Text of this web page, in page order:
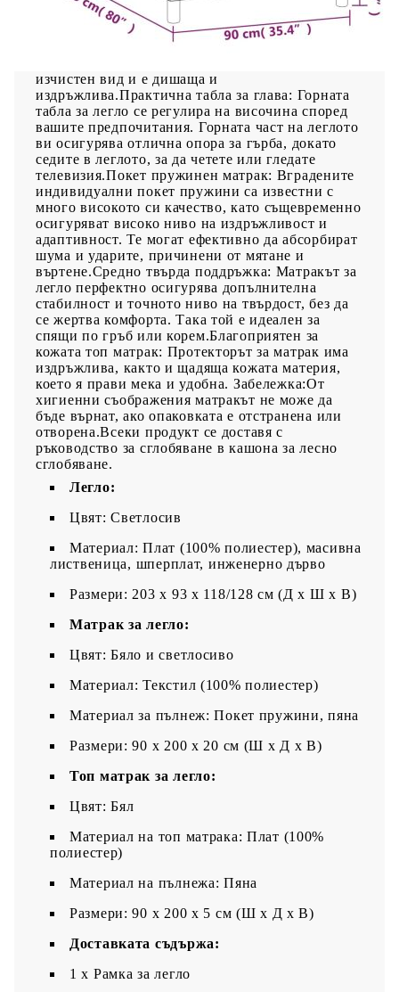
Използвайте това боксспринг легло, за да се
насладите на спокоен сън! Предлага ви
максимален релакс и приятен сън. Издържлива
изчистен вид и е дишаща и
издръжлива.Практична табла за глава: Горната
табла за легло се регулира на височина според
вашите предпочитания. Горната част на леглото
ви осигурява отлична опора за гърба, докато
седите в леглото, за да четете или гледате
телевизия.Покет пружинен матрак: Вградените
индивидуални покет пружини са известни с
много високото си качество, като същевременно
осигуряват високо ниво на издръжливост и
адаптивност. Те могат ефективно да абсорбират
шума и ударите, причинени от мятане и
въртене.Средно твърда поддръжка: Матракът за
легло перфектно осигурява допълнителна
стабилност и точното ниво на твърдост, без да
се жертва комфорта. Така той е идеален за
спящи по гръб или корем.Благоприятен за
кожата топ матрак: Протекторът за матрак има
издръжлива, както и щадяща кожата материя,
което я прави мека и удобна. Забележка:От
хигиенни съображения матракът не може да
бъде върнат, ако опаковката е отстранена или
отворена.Всеки продукт се доставя с
ръководство за сглобяване в кашона за лесно
сглобяване.
Легло:
Цвят: Светлосив
Материал: Плат (100% полиестер), масивна
лиственица, шперплат, инженерно дърво
Размери: 203 x 93 x 118/128 см (Д x Ш x В)
Матрак за легло:
Цвят: Бяло и светлосиво
Материал: Текстил (100% полиестер)
Материал за пълнеж: Покет пружини, пяна
Размери: 90 x 200 x 20 см (Ш x Д x В)
Топ матрак за легло:
Цвят: Бял
Материал на топ матрака: Плат (100%
полиестер)
Материал на пълнежа: Пяна
Размери: 90 x 200 x 5 см (Ш x Д x В)
Доставката съдържа:
1 x Рамка за легло